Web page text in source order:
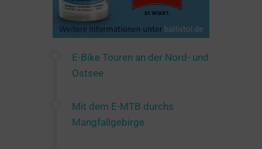
E-Bike Touren an der Nord- und
Ostsee
Mit dem E-MTB durchs
Mangfallgebirge